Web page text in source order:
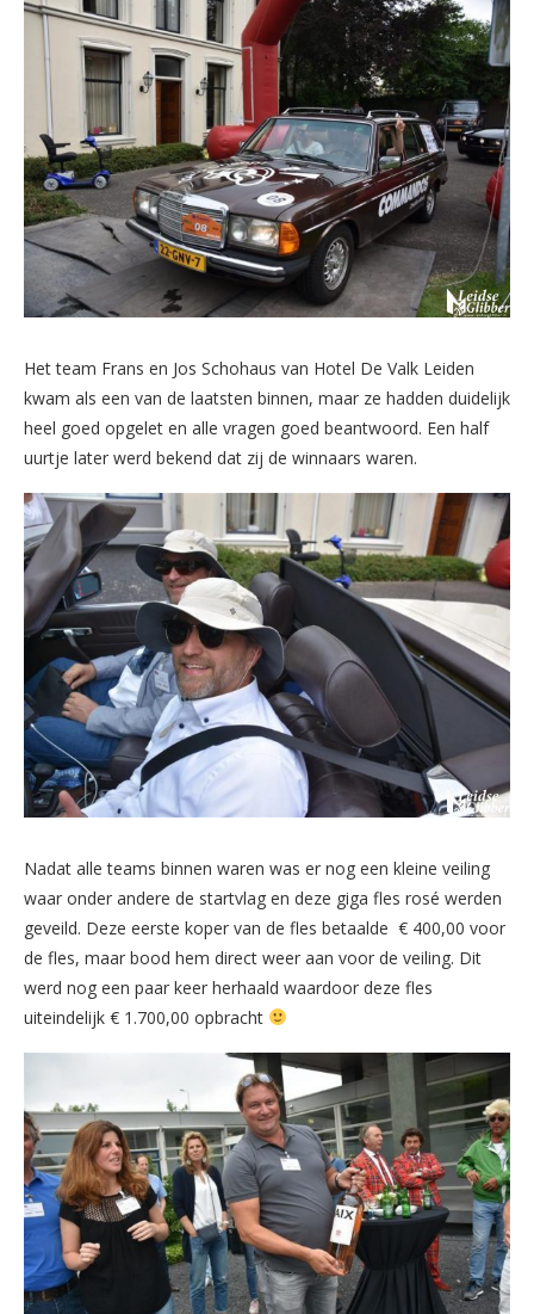
Het team Frans en Jos Schohaus van Hotel De Valk Leiden
kwam als een van de laatsten binnen, maar ze hadden duidelijk
heel goed opgelet en alle vragen goed beantwoord. Een half
uurtje later werd bekend dat zij de winnaars waren.
Nadat alle teams binnen waren was er nog een kleine veiling
waar onder andere de startvlag en deze giga fles rosé werden
geveild. Deze eerste koper van de fles betaalde € 400,00 voor
de fles, maar bood hem direct weer aan voor de veiling. Dit
werd nog een paar keer herhaald waardoor deze fles
uiteindelijk € 1.700,00 opbracht